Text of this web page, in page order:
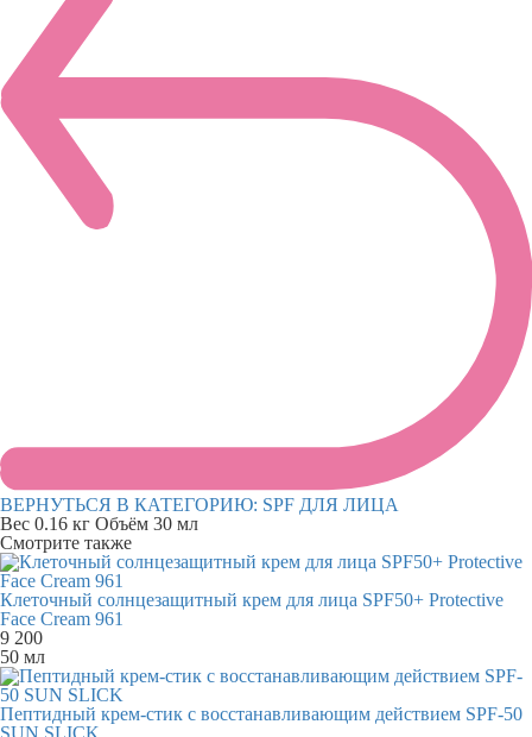
ВЕРНУТЬСЯ В КАТЕГОРИЮ: SPF ДЛЯ ЛИЦА
Вес 0.16 кг Объём 30 мл
Смотрите также
Клеточный солнцезащитный крем для лица SPF50+ Protective
Face Cream 961
9 200
50 мл
Пептидный крем-стик с восстанавливающим действием SPF-50
SUN SLICK